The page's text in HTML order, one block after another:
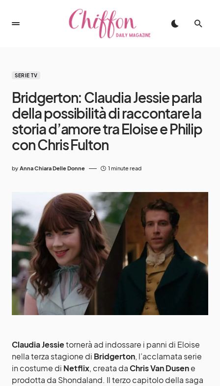
SERIE TV
Bridgerton: Claudia Jessie parla
della possibilità di raccontare la
storia d’amore tra Eloise e Philip
con Chris Fulton
by Anna Chiara Delle Donne 1 minute read
Claudia Jessietornerà ad indossare i panni di Eloise
nella terza stagione di Bridgerton, l’acclamata serie
in costume di Netflix, creata daChris Van Dusene
prodotta da Shondaland. Il terzo capitolo della saga